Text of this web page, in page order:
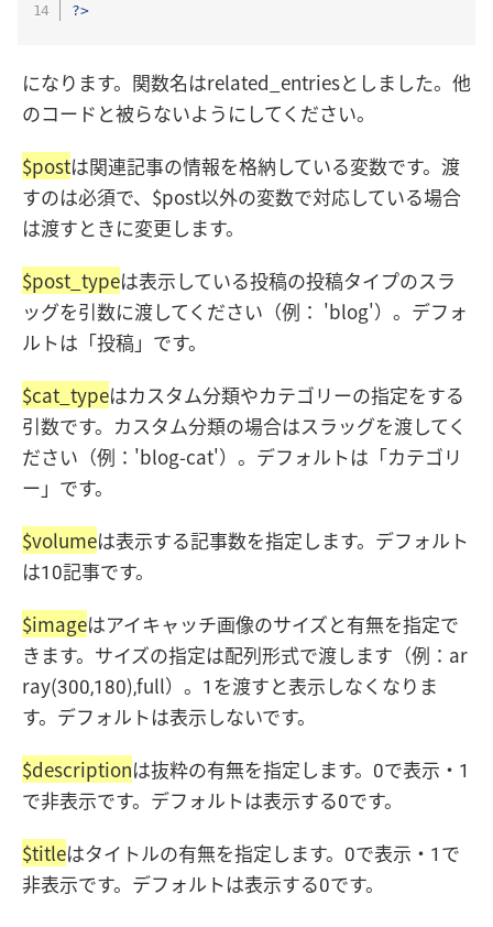
?>
になります。関数名はrelated_entriesとしました。他
のコードと被らないようにしてください。
$postは関連記事の情報を格納している変数です。渡
すのは必須で、$post以外の変数で対応している場合
は渡すときに変更します。
$post_typeは表示している投稿の投稿タイプのスラ
ッグを引数に渡してください（例： 'blog'）。デフォ
ルトは「投稿」です。
$cat_typeはカスタム分類やカテゴリーの指定をする
引数です。カスタム分類の場合はスラッグを渡してく
ださい（例：'blog-cat'）。デフォルトは「カテゴリ
ー」です。
$volumeは表示する記事数を指定します。デフォルト
は10記事です。
$imageはアイキャッチ画像のサイズと有無を指定で
きます。サイズの指定は配列形式で渡します（例：ar
ray(300,180),full）。1を渡すと表示しなくなりま
す。デフォルトは表示しないです。
$descriptionは抜粋の有無を指定します。0で表示・1
で非表示です。デフォルトは表示する0です。
$titleはタイトルの有無を指定します。0で表示・1で
非表示です。デフォルトは表示する0です。